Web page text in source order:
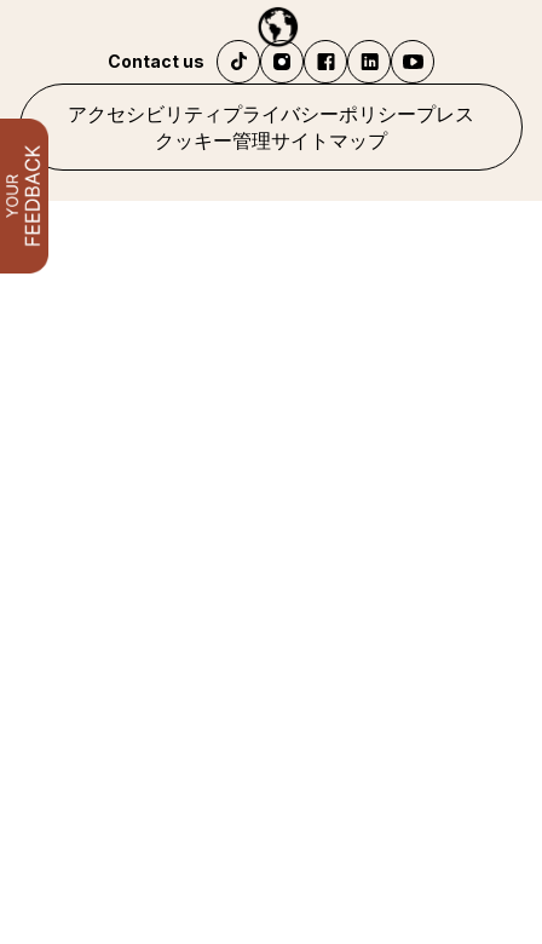
アクセシビリティ プライバシーポリシープレス
クッキー管理サイトマップ
Contact us